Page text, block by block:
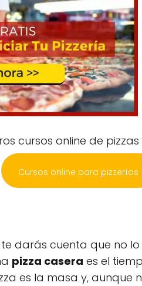
cursos online de pizzas
Cursos online para pizzerías
darás cuenta que no lo
pizza casera es el
es la masa y, aunque